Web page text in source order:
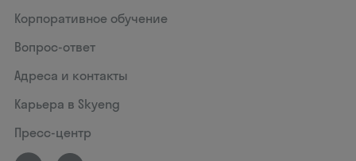
Корпоративное обучение
Вопрос-ответ
Адреса и контакты
Карьера в Skyeng
Пресс-центр